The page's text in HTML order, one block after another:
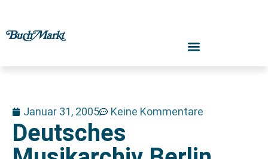
Januar 31, 2005 Keine Kommentare
Deutsches